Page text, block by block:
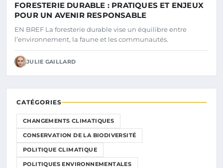
FORESTERIE DURABLE : PRATIQUES ET ENJEUX
POUR UN AVENIR RESPONSABLE
EN BREF La foresterie durable vise un équilibre entre
l’environnement, la faune et les communautés.
JULIE GAILLARD
CATÉGORIES
CHANGEMENTS CLIMATIQUES
CONSERVATION DE LA BIODIVERSITÉ
POLITIQUE CLIMATIQUE
POLITIQUES ENVIRONNEMENTALES